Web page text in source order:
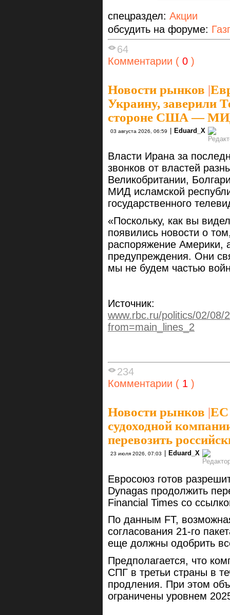
спецраздел: Акции
обсудить на форуме:
64
Комментарии ( 0 )
Новости рынков |
Украину, заверили
стороне США —
03 августа 2026, 06:59 | Eduard_X
Власти Ирана за
звонков от властей
Великобритании,
МИД исламской
государственного
«Поскольку, как вы
появились новости о
распоряжение
предупреждения. Они
мы не будем частью
Источник:
www.rbc.ru/politics/02/08/
from=main_lines_2
234
Комментарии ( 1 )
Новости рынков |ЕС
судоходной
перевозить
23 июля 2026, 07:03 Eduard_X
Евросоюз готов
Dynagas продолжить
Financial Times со
По данным FT,
согласования 21-го
еще должны одобрить
Предполагается, что
СПГ в третьи страны в
продления. При этом
ограничены уровнем